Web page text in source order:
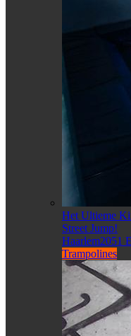
Het Ultieme
Street Jump!
Haarlem2051
Trampolines